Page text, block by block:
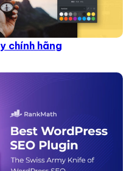
chính hãng